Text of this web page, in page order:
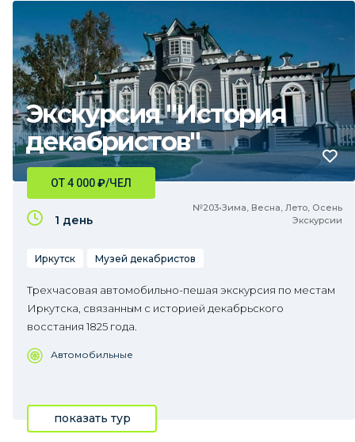
Экскурсия "История
декабристов"
№203•Зима, Весна, Лето, Осень
Экскурсии
ОТ 4 000₽/ЧЕЛ
1 день
Иркутск Музей декабристов
Трехчасовая автомобильно-пешая экскурсия по местам
Иркутска, связанным с историей декабрьского
восстания 1825 года.
Автомобильные
показать тур